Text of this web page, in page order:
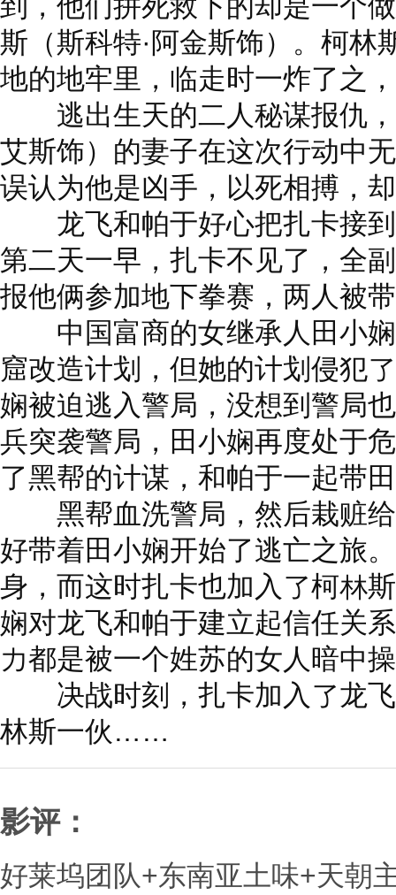
到，他们拼死救下的却是一个
斯（斯科特·阿金斯饰）。柯林
地的地牢里，临走时一炸了之
逃出生天的二人秘谋报仇，
艾斯饰）的妻子在这次行动中
误认为他是凶手，以死相搏，
龙飞和帕于好心把扎卡接到
第二天一早，扎卡不见了，全
报他俩参加地下拳赛，两人被
中国富商的女继承人田小娴
窟改造计划，但她的计划侵犯
娴被迫逃入警局，没想到警局
兵突袭警局，田小娴再度处于
了黑帮的计谋，和帕于一起带
黑帮血洗警局，然后栽赃给
好带着田小娴开始了逃亡之旅
身，而这时扎卡也加入了柯林
娴对龙飞和帕于建立起信任关
力都是被一个姓苏的女人暗中
决战时刻，扎卡加入了龙飞
林斯一伙……
影评：
好莱坞团队+东南亚土味+天朝